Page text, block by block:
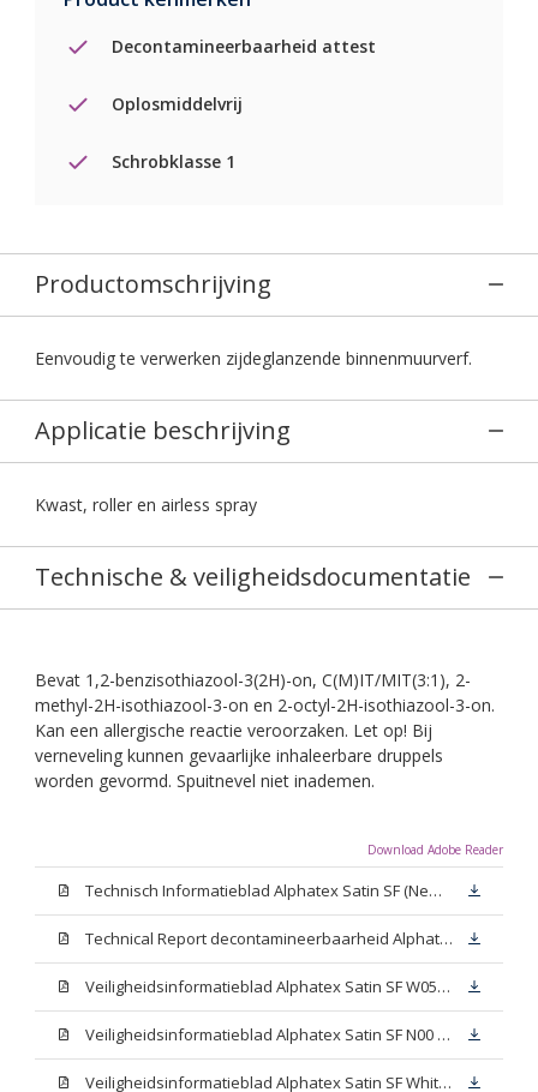
Decontamineerbaarheid attest
Oplosmiddelvrij
Schrobklasse 1
Productomschrijving
Eenvoudig te verwerken zijdeglanzende binnenmuurverf.
Applicatie beschrijving
Kwast, roller en airless spray
Technische & veiligheidsdocumentatie
Bevat 1,2-benzisothiazool-3(2H)-on, C(M)IT/MIT(3:1), 2-
methyl-2H-isothiazool-3-on en 2-octyl-2H-isothiazool-3-on.
Kan een allergische reactie veroorzaken. Let op! Bij
verneveling kunnen gevaarlijke inhaleerbare druppels
worden gevormd. Spuitnevel niet inademen.
Download Adobe Reader
Technisch Informatieblad Alphatex Satin SF (New Livery) (PDF)
Technical Report decontamineerbaarheid Alphatex Satin SF
Veiligheidsinformatieblad Alphatex Satin SF W05 (MSDS)
Veiligheidsinformatieblad Alphatex Satin SF N00 (MSDS)
Veiligheidsinformatieblad Alphatex Satin SF White (MSDS)